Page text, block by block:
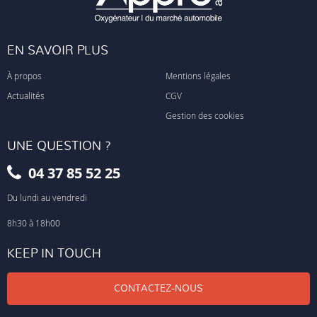
EN SAVOIR PLUS
À propos
Actualités
Mentions légales
CGV
Gestion des cookies
UNE QUESTION ?
04 37 85 52 25
Du lundi au vendredi
8h30 à 18h00
KEEP IN TOUCH
CONTACTEZ-NOUS